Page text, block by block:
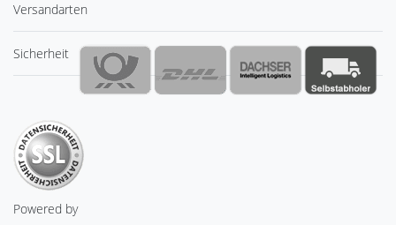
Versandarten
Sicherheit
Powered by